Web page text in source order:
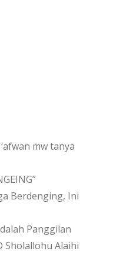
mw tanya
Berdenging, Ini
Panggilan
Sholallohu Alaihi